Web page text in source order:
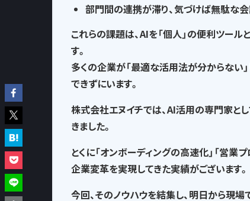
部門間の連携が滞り、気づけば無駄な
これらの課題は、AIを「個人」の便利ツール
す。
多くの企業が「最適な活用法が分からない
できずにいます。
株式会社エヌイチでは、AI活用の専門家とし
きました。
とくに「オンボーディングの高速化」「営業
企業変革を実現してきた実績がございます。
今回、そのノウハウを結集し、 明日から現場